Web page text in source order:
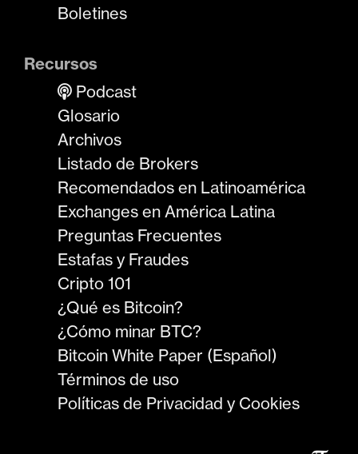
Boletines
Recursos
Podcast
Glosario
Archivos
Listado de Brokers
Recomendados en Latinoamérica
Exchanges en América Latina
Preguntas Frecuentes
Estafas y Fraudes
Cripto 101
¿Qué es Bitcoin?
¿Cómo minar BTC?
Bitcoin White Paper (Español)
Términos de uso
Políticas de Privacidad y Cookies